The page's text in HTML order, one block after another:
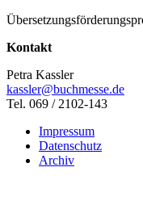
Kontakt
Petra Kassler
kassler@buchmesse.de
Tel. 069 / 2102-143
Impressum
Datenschutz
Archiv